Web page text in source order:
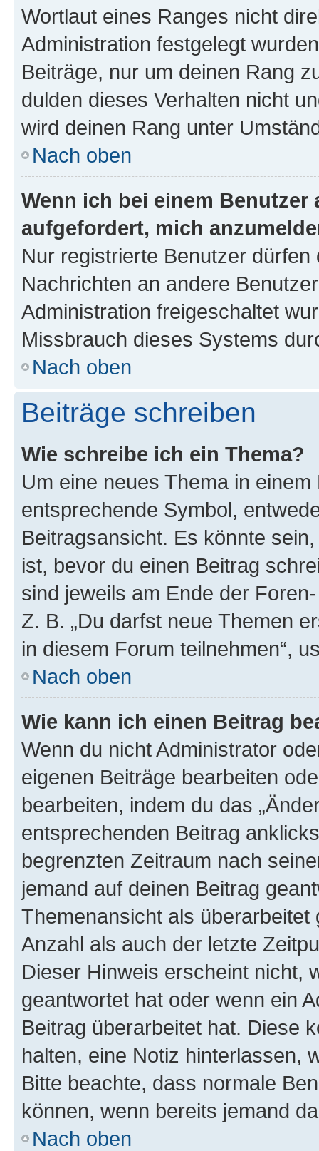
Wortlaut eines Ranges nicht
Administration festgelegt
Beiträge, nur um deinen Rang
dulden dieses Verhalten nicht
wird deinen Rang unter
Nach oben
Wenn ich bei einem
aufgefordert, mich
Nur registrierte Benutzer
Nachrichten an andere
Administration freigeschaltet
Missbrauch dieses Systems
Nach oben
Beiträge schreiben
Wie schreibe ich ein Thema?
Um eine neues Thema in
entsprechende Symbol,
Beitragsansicht. Es könnte
ist, bevor du einen Beitrag
sind jeweils am Ende der
Z. B. „Du darfst neue Themen
in diesem Forum teilnehmen“,
Nach oben
Wie kann ich einen Beitrag
Wenn du nicht Administrator
eigenen Beiträge bearbeiten
bearbeiten, indem du das
entsprechenden Beitrag
begrenzten Zeitraum nach
jemand auf deinen Beitrag
Themenansicht als
Anzahl als auch der letzte
Dieser Hinweis erscheint nicht,
geantwortet hat oder wenn ein
Beitrag überarbeitet hat. Diese
halten, eine Notiz hinterlassen,
Bitte beachte, dass normale
können, wenn bereits jemand
Nach oben